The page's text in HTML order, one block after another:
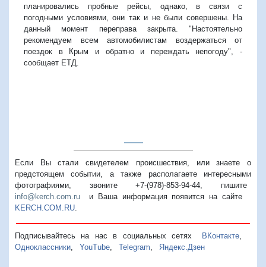
планировались пробные рейсы, однако, в связи с
погодными условиями, они так и не были совершены. На
данный момент переправа закрыта. "Настоятельно
рекомендуем всем автомобилистам воздержаться от
поездок в Крым и обратно и переждать непогоду", -
сообщает ЕТД.
Если Вы стали свидетелем происшествия, или знаете о
предстоящем событии, а также располагаете интересными
фотографиями, звоните +7-(978)-853-94-44, пишите
info@kerch.com.ru и Ваша информация появится на сайте
KERCH.COM.RU
Подписывайтесь на нас в социальных сетях ВКонтакте,
Одноклассники
YouTube Telegram Яндекс.Дзен